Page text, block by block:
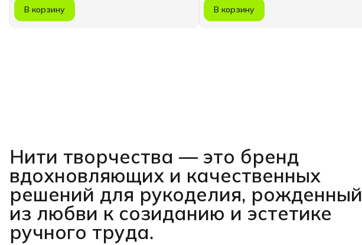
В корзину В корзину
Нити творчества — это бренд
вдохновляющих и качественных
решений для рукоделия, рожденный
из любви к созиданию и эстетике
ручного труда.